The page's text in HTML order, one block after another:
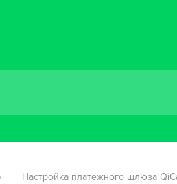
Настройка платежного шлюза